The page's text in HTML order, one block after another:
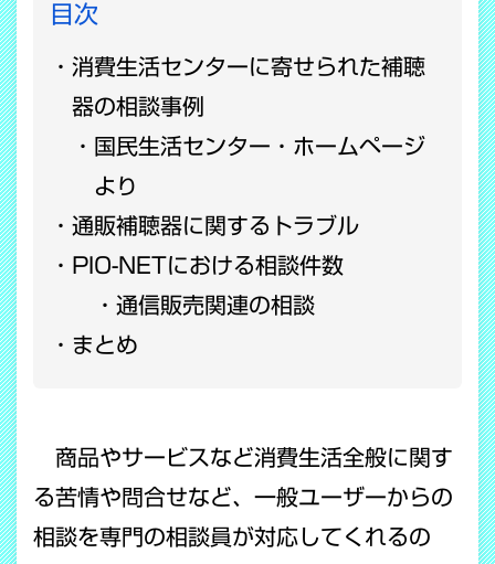
目次
消費生活センターに寄せられた補聴
器の相談事例
国民生活センター・ホームページ
より
通販補聴器に関するトラブル
PIO-NETにおける相談件数
通信販売関連の相談
まとめ
商品やサービスなど消費生活全般に関す
る苦情や問合せなど、一般ユーザーからの
相談を専門の相談員が対応してくれるの